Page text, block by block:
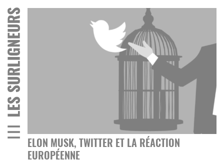
ELON MUSK, TWITTER ET LA RÉACTION
EUROPÉENNE